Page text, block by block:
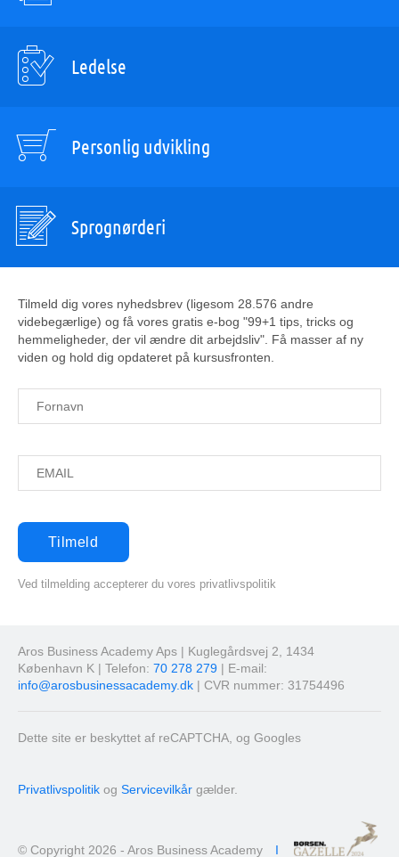
Ledelse
Personlig udvikling
Sprognørderi
Tilmeld dig vores nyhedsbrev (ligesom 28.576 andre
videbegærlige) og få vores gratis e-bog "99+1 tips, tricks og
hemmeligheder, der vil ændre dit arbejdsliv". Få masser af ny
viden og hold dig opdateret på kursusfronten.
Ved tilmelding accepterer du vores privatlivspolitik
Aros Business Academy Aps | Kuglegårdsvej 2, 1434
København K | Telefon: 70 278 279 | E-mail:
info@arosbusinessacademy.dk | CVR nummer: 31754496
Dette site er beskyttet af reCAPTCHA, og Googles
Privatlivspolitik og Servicevilkår gælder.
© Copyright 2026 - Aros Business Academy I